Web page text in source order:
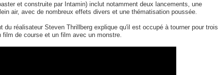
et construite par Intamin) inclut notamment deux lancements, une
air, avec de nombreux effets divers et une thématisation poussée.
du réalisateur Steven Thrillberg explique qu'il est occupé à tourner pour trois
de course et un film avec un monstre.